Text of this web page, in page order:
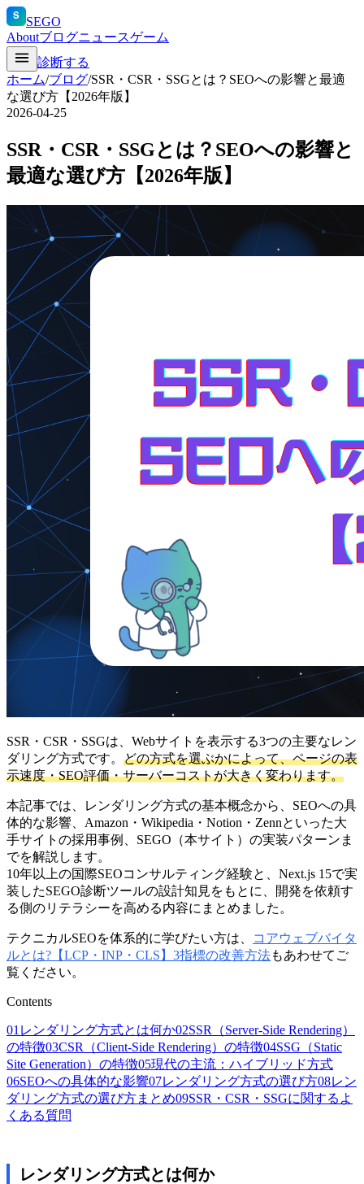
S
SEGO
Aboutブログニュースゲーム
診断する
ホーム/ブログ/SSR・CSR・SSGとは？SEOへの影響と最適
な選び方【2026年版】
2026-04-25
SSR・CSR・SSGとは？SEOへの影響と
最適な選び方【2026年版】
SSR・CSR・SSGは、Webサイトを表示する3つの主要なレン
ダリング方式です。 どの方式を選ぶかによって、ページの表
示速度・SEO評価・サーバーコストが大きく変わります。
本記事では、レンダリング方式の基本概念から、SEOへの具
体的な影響、Amazon・Wikipedia・Notion・Zennといった大
手サイトの採用事例、SEGO（本サイト）の実装パターンま
でを解説します。
10年以上の国際SEOコンサルティング経験と、Next.js 15で実
装したSEGO診断ツールの設計知見をもとに、開発を依頼す
る側のリテラシーを高める内容にまとめました。
テクニカルSEOを体系的に学びたい方は、
コアウェブバイタ
ルとは?【LCP・INP・CLS】3指標の改善方法もあわせてご
覧ください。
Contents
01 レンダリング方式とは何か02SSR（Server-Side Rendering）
の特徴03CSR（Client-Side Rendering）の特徴04SSG（Static
Site Generation）の特徴05現代の主流：ハイブリッド方式
06SEOへの具体的な影響07レンダリング方式の選び方08レン
ダリング方式の選び方まとめ09SSR・CSR・SSGに関するよ
くある質問
レンダリング方式とは何か